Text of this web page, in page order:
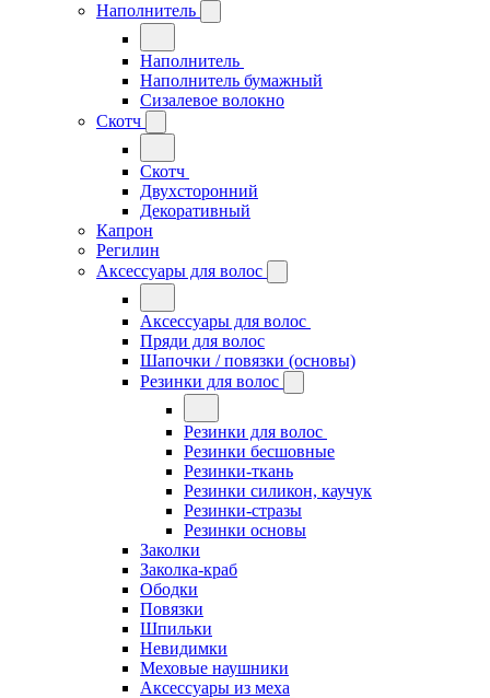
Наполнитель
Наполнитель
Наполнитель бумажный
Сизалевое волокно
Скотч
Скотч
Двухсторонний
Декоративный
Капрон
Регилин
Аксессуары для волос
Аксессуары для волос
Пряди для волос
Шапочки / повязки (основы)
Резинки для волос
Резинки для волос
Резинки бесшовные
Резинки-ткань
Резинки силикон, каучук
Резинки-стразы
Резинки основы
Заколки
Заколка-краб
Ободки
Повязки
Шпильки
Невидимки
Меховые наушники
Аксессуары из меха